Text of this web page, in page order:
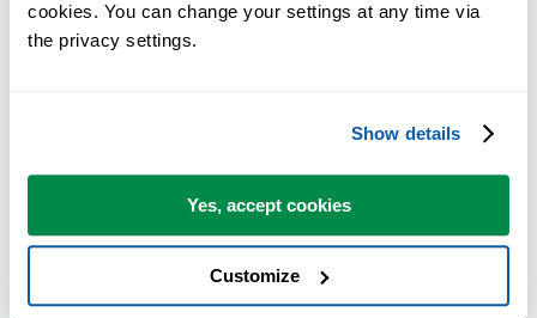
cookies. You can change your settings at any time via
the privacy settings.
Show details
Yes, accept cookies
Customize